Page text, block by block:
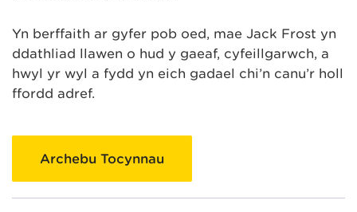
Yn berffaith ar gyfer pob oed, mae Jack Frost yn
ddathliad llawen o hud y gaeaf, cyfeillgarwch, a
hwyl yr ŵyl a fydd yn eich gadael chi’n canu’r holl
ffordd adref.
Archebu Tocynnau